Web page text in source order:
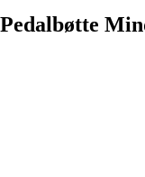
Pedalbøtte